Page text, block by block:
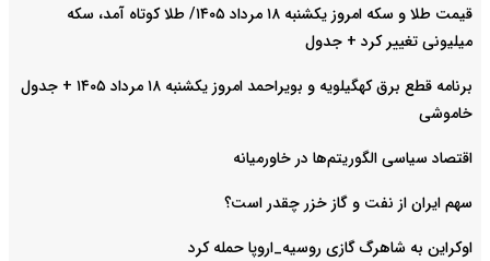
قیمت طلا و سکه امروز یکشنبه ۱۸ مرداد ۱۴۰۵/ طلا کوتاه آمد، سکه
میلیونی تغییر کرد + جدول
برنامه قطع برق کهگیلویه و بویراحمد امروز یکشنبه ۱۸ مرداد ۱۴۰۵ + جدول
خاموشی
اقتصاد سیاسی الگوریتم‌ها در خاورمیانه
سهم ایران از نفت و گاز خزر چقدر است؟
اوکراین به شاهرگ گازی روسیه_اروپا حمله کرد